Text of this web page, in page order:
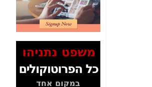
2" על תעלולי השר
משה כחלון -כאן
המשך חשיפת הבלוף
ששמו "מהפיכת
הסלולר" ואיך מסרסים
כאן